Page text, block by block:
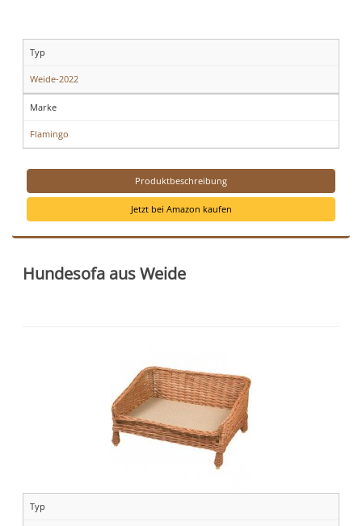
Typ
Weide-2022
Marke
Flamingo
Produktbeschreibung
Jetzt bei Amazon kaufen
Hundesofa aus Weide
Typ